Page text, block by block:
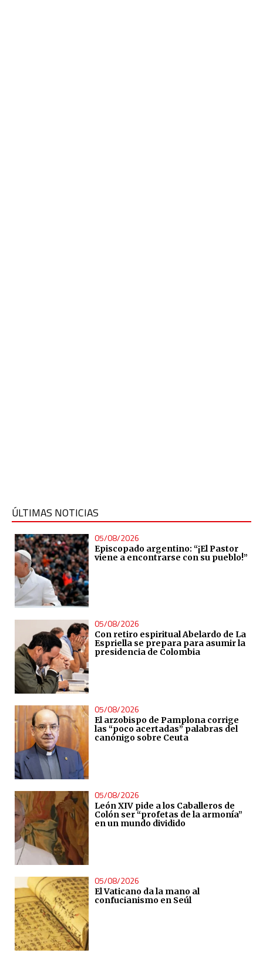
ÚLTIMAS NOTICIAS
05/08/2026
Episcopado argentino: “¡El Pastor
viene a encontrarse con su pueblo!”
05/08/2026
Con retiro espiritual Abelardo de La
Espriella se prepara para asumir la
presidencia de Colombia
05/08/2026
El arzobispo de Pamplona corrige
las “poco acertadas” palabras del
canónigo sobre Ceuta
05/08/2026
León XIV pide a los Caballeros de
Colón ser “profetas de la armonía”
en un mundo dividido
05/08/2026
El Vaticano da la mano al
confucianismo en Seúl